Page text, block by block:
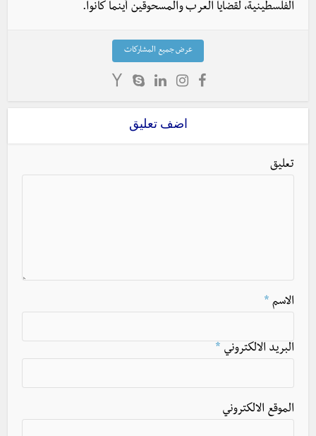
الفلسطينية، لقضايا العرب والمسحوقين أينما كانوا.
عرض جميع المشاركات
اضف تعليق
تعليق
الاسم *
البريد الالكتروني *
الموقع الالكتروني